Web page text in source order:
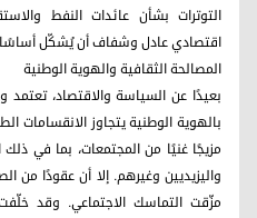
التوترات بشأن عائدات النفط
اقتصادي عادل وشفاف أن يُشكّل أساسًا
المصالحة الثقافية والهوية الوطنية
بعيدًا عن السياسة والاقتصاد،
بالهوية الوطنية يتجاوز الانقسامات
مزيجًا غنيًا من المجتمعات، بما في ذلك
واليزيديين وغيرهم. إلا أن عقودًا من
مزّقت التماسك الاجتماعي. وقد